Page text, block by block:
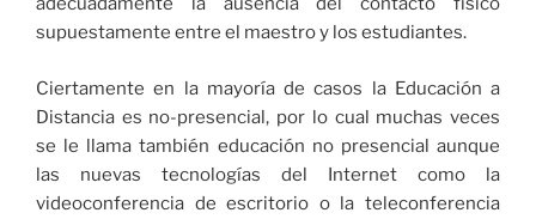
supuestamente entre el maestro y los estudiantes.
Ciertamente en la mayoría de casos la Educación a
Distancia es no-presencial, por lo cual muchas veces
se le llama también educación no presencial aunque
las nuevas tecnologías del Internet como la
videoconferencia de escritorio o la teleconferencia